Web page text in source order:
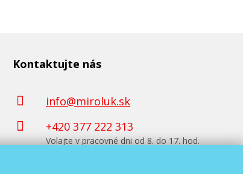
Kontaktujte nás
info@miroluk.sk
+420 377 222 313
Volajte v pracovné dni od 8. do 17. hod.